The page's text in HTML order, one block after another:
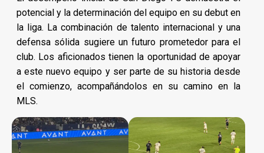
potencial y la determinación del equipo en su debut en
la liga. La combinación de talento internacional y una
defensa sólida sugiere un futuro prometedor para el
club. Los aficionados tienen la oportunidad de apoyar
a este nuevo equipo y ser parte de su historia desde
el comienzo, acompañándolos en su camino en la
MLS.